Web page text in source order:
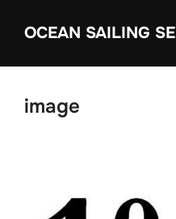
OCEAN SAILING SE
image